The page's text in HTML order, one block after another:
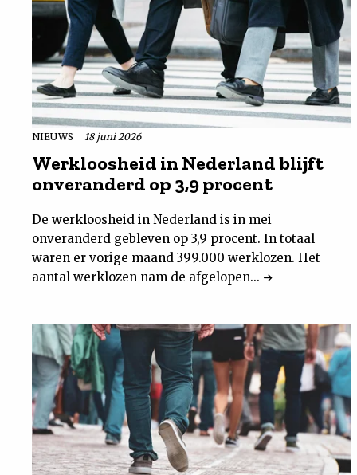
NIEUWS 18 juni 2026
Werkloosheid in Nederland blijft
onveranderd op 3,9 procent
De werkloosheid in Nederland is in mei
onveranderd gebleven op 3,9 procent. In totaal
waren er vorige maand 399.000 werklozen. Het
aantal werklozen nam de afgelopen...